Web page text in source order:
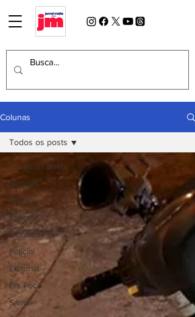
Colunas
Todos os posts
Notícias
Política
Esporte
Mundo B
Policial
Editorial
Em Foco
Saúde
Todos os posts